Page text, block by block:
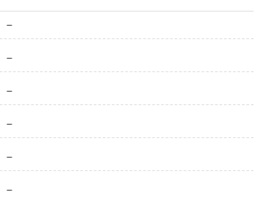
－
－
－
－
－
－